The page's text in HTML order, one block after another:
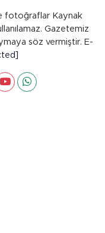
fotoğraflar Kaynak
Gazetemiz
söz vermiştir. E-